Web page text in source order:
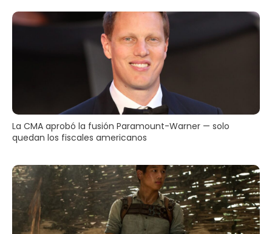
La CMA aprobó la fusión Paramount-Warner — solo
quedan los fiscales americanos